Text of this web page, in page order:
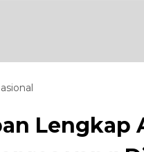
Lengkap